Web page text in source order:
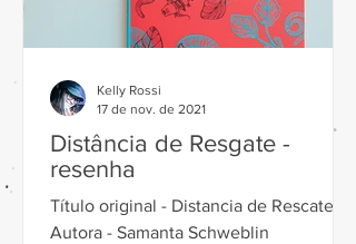
Distância de Resgate -
resenha
Título original - Distancia de Rescate
Autora - Samanta Schweblin
Kelly Rossi
17 de nov. de 2021